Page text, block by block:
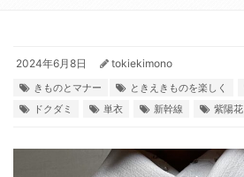
2024年6月8日 tokiekimono
きものとマナー ときえきものを楽しく
ドクダミ
単衣 新幹線 紫陽花